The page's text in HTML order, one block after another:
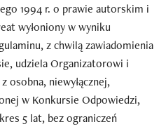
1994 r. o prawie autorskim i
wyłoniony w wyniku
z chwilą zawiadomienia
udziela Organizatorowi i
osobna, niewyłącznej,
w Konkursie Odpowiedzi,
5 lat, bez ograniczeń